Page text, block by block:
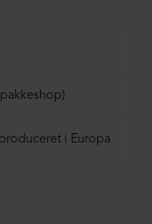
i Europa